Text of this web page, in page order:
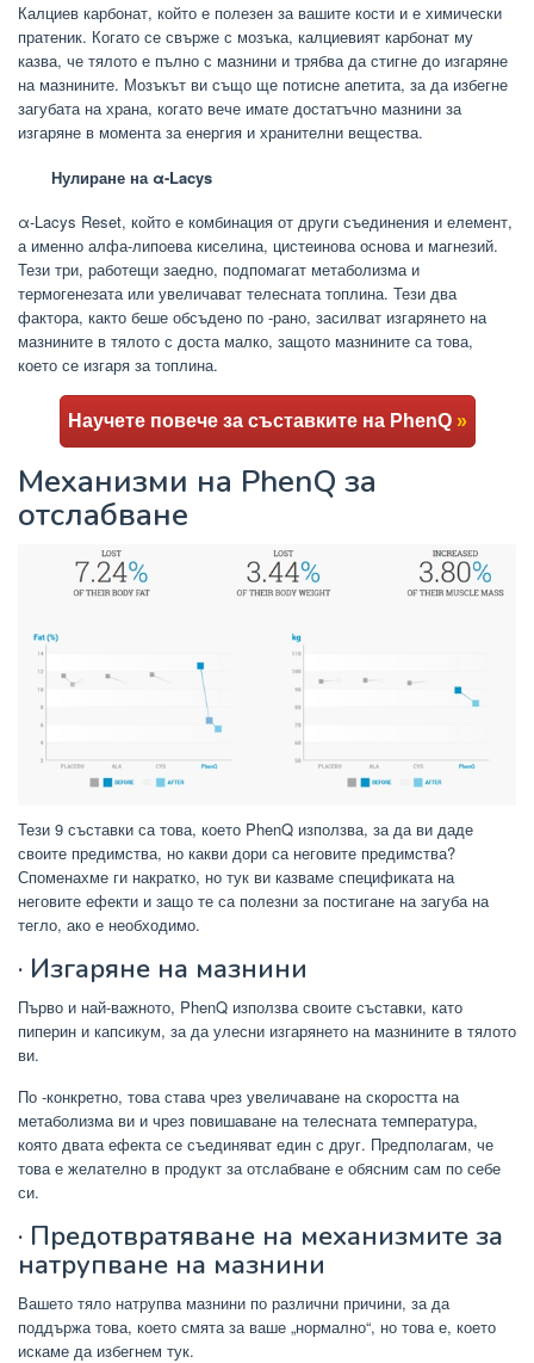
Калциев карбонат, който е полезен за вашите кости и е химически
пратеник. Когато се свърже с мозъка, калциевият карбонат му
казва, че тялото е пълно с мазнини и трябва да стигне до изгаряне
на мазнините. Мозъкът ви също ще потисне апетита, за да избегне
загубата на храна, когато вече имате достатъчно мазнини за
изгаряне в момента за енергия и хранителни вещества.
Нулиране на α-Lacys
α-Lacys Reset, който е комбинация от други съединения и елемент,
а именно алфа-липоева киселина, цистеинова основа и магнезий.
Тези три, работещи заедно, подпомагат метаболизма и
термогенезата или увеличават телесната топлина. Тези два
фактора, както беше обсъдено по -рано, засилват изгарянето на
мазнините в тялото с доста малко, защото мазнините са това,
което се изгаря за топлина.
Научете повече за съставките на PhenQ »
Механизми на PhenQ за
отслабване
Тези 9 съставки са това, което PhenQ използва, за да ви даде
своите предимства, но какви дори са неговите предимства?
Споменахме ги накратко, но тук ви казваме спецификата на
неговите ефекти и защо те са полезни за постигане на загуба на
тегло, ако е необходимо.
· Изгаряне на мазнини
Първо и най-важното, PhenQ използва своите съставки, като
пиперин и капсикум, за да улесни изгарянето на мазнините в тялото
ви.
По -конкретно, това става чрез увеличаване на скоростта на
метаболизма ви и чрез повишаване на телесната температура,
която двата ефекта се съединяват един с друг. Предполагам, че
това е желателно в продукт за отслабване е обясним сам по себе
си.
· Предотвратяване на механизмите за
натрупване на мазнини
Вашето тяло натрупва мазнини по различни причини, за да
поддържа това, което смята за ваше „нормално“, но това е, което
искаме да избегнем тук.